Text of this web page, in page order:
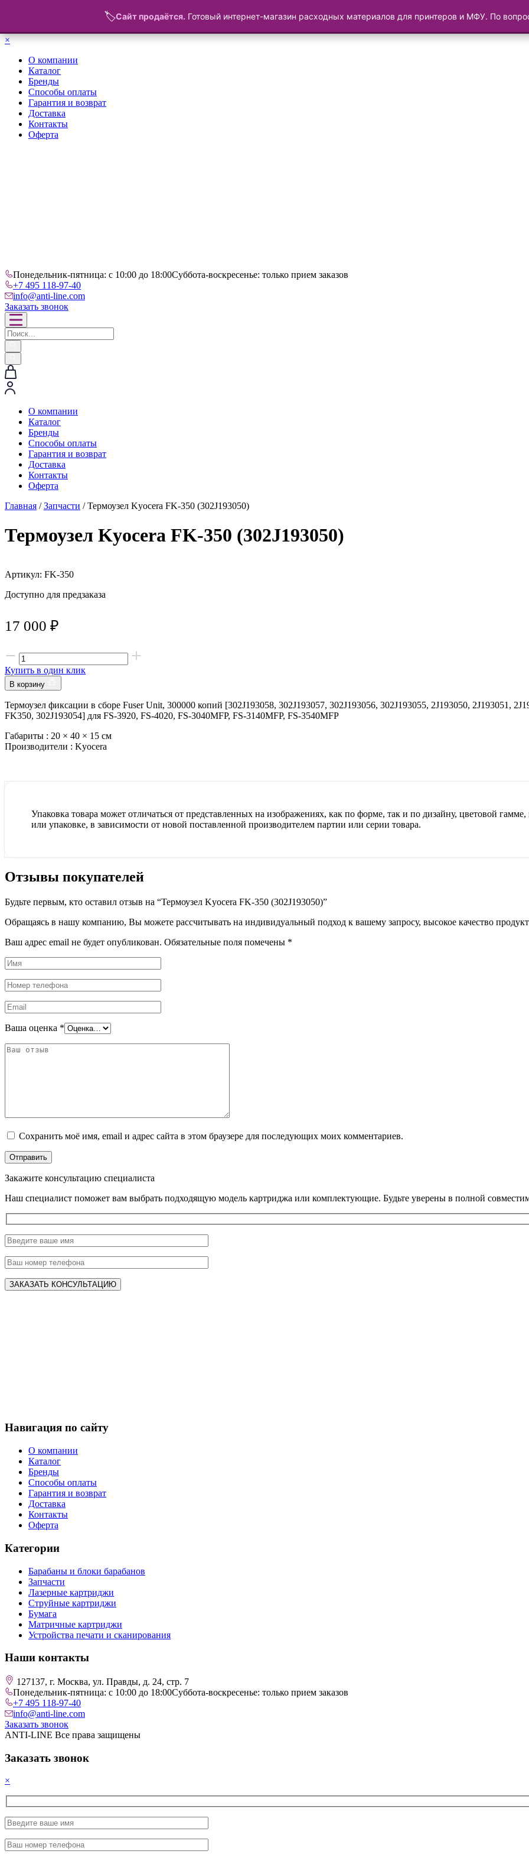
×
О компании
Каталог
Бренды
Способы оплаты
Гарантия и возврат
Доставка
Контакты
Оферта
Понедельник-пятница: с 10:00 до 18:00Суббота-воскресенье: только прием заказов
+7 495 118-97-40
info@anti-line.com
Заказать звонок
О компании
Каталог
Бренды
Способы оплаты
Гарантия и возврат
Доставка
Контакты
Оферта
Главная /Запчасти / Термоузел Kyocera FK-350 (302J193050)
Термоузел Kyocera FK-350 (302J193050)
Артикул: FK-350
Доступно для предзаказа
17 000 ₽
Купить в один клик
В корзину
Термоузел фиксации в сборе Fuser Unit, 300000 копий [302J193058, 302J193057, 302J193056, 302J193055, 2J193050, 2J193051,
FK350, 302J193054] для FS-3920, FS-4020, FS-3040MFP, FS-3140MFP, FS-3540MFP
Габариты : 20 × 40 × 15 см
Производители : Kyocera
Упаковка товара может отличаться от представленных на изображениях, как по форме, так и по дизайну, цветовой
или упаковке, в зависимости от новой поставленной производителем партии или серии товара.
Отзывы покупателей
Будьте первым, кто оставил отзыв на “Термоузел Kyocera FK-350 (302J193050)”
Обращаясь в нашу компанию, Вы можете рассчитывать на индивидуальный подход к вашему запросу, высокое качество
Ваш адрес email не будет опубликован. Обязательные поля помечены *
Ваша оценка *
Сохранить моё имя, email и адрес сайта в этом браузере для последующих моих комментариев.
Закажите консультацию специалиста
Наш специалист поможет вам выбрать подходящую модель картриджа или комплектующие. Будьте уверены в полной
Навигация по сайту
О компании
Каталог
Бренды
Способы оплаты
Гарантия и возврат
Доставка
Контакты
Оферта
Категории
Барабаны и блоки барабанов
Запчасти
Лазерные картриджи
Струйные картриджи
Бумага
Матричные картриджи
Устройства печати и сканирования
Наши контакты
127137, г. Москва, ул. Правды, д. 24, стр. 7
Понедельник-пятница: с 10:00 до 18:00Суббота-воскресенье: только прием заказов
+7 495 118-97-40
info@anti-line.com
Заказать звонок
ANTI-LINE Все права защищены
Заказать звонок
×
🏷️Сайт продаётся. Готовый интернет-магазин расходных материалов для принтеров и МФУ. По